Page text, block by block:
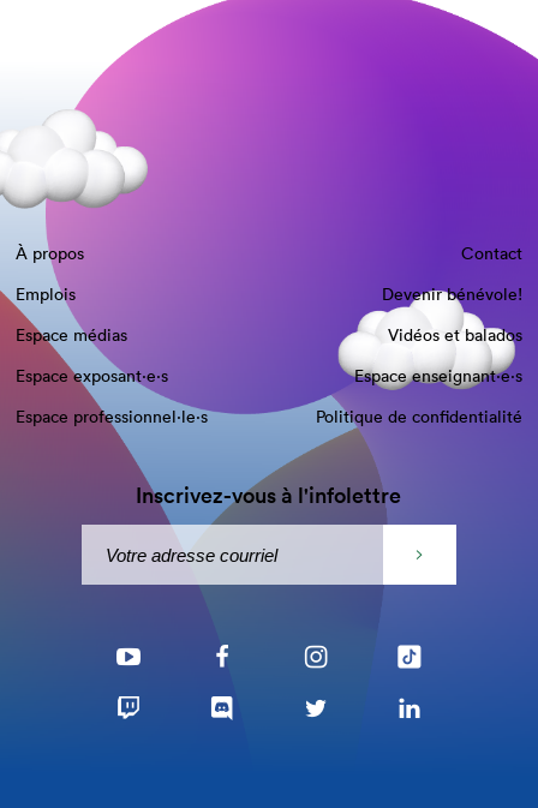
À propos
Contact
Emplois
Devenir bénévole!
Espace médias
Vidéos et balados
Espace exposant·e⋅s
Espace enseignant·e⋅s
Espace professionnel·le⋅s
Politique de confidentialité
Inscrivez-vous à l'infolettre